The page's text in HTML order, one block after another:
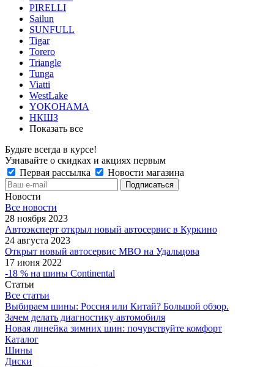
PIRELLI
Sailun
SUNFULL
Tigar
Torero
Triangle
Tunga
Viatti
WestLake
YOKOHAMA
НКШЗ
Показать все
Будьте всегда в курсе!
Узнавайте о скидках и акциях первым
Первая рассылка
Новости магазина
Новости
Все новости
28 ноября 2023
Автоэксперт открыл новый автосервис в Куркино
24 августа 2023
Открыт новый автосервис МВО на Удальцова
17 июня 2022
-18 % на шины Continental
Статьи
Все статьи
Выбираем шины: Россия или Китай? Большой обзор.
Зачем делать диагностику автомобиля
Новая линейка зимних шин: почувствуйте комфорт
Каталог
Шины
Диски